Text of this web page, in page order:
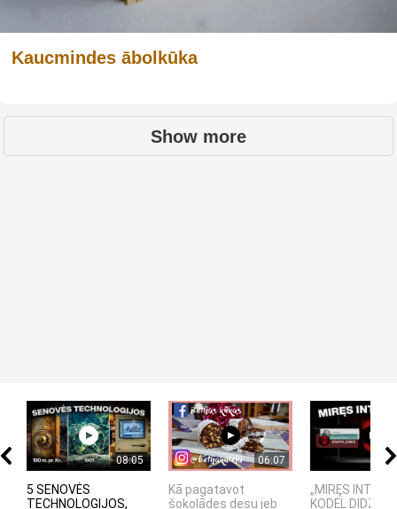
Kaucmindes ābolkūka
Show more
08:05
5 SENOVĖS
TECHNOLOGIJOS,
06:07
Kā pagatavot
šokolādes desu jeb
„MIRĘS
KODĖL